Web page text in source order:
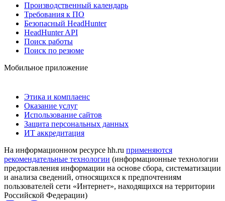
Производственный календарь
Требования к ПО
Безопасный HeadHunter
HeadHunter API
Поиск работы
Поиск по резюме
Мобильное приложение
Этика и комплаенс
Оказание услуг
Использование сайтов
Защита персональных данных
ИТ аккредитация
На информационном ресурсе hh.ru применяются
рекомендательные технологии (информационные технологии
предоставления информации на основе сбора, систематизации
и анализа сведений, относящихся к предпочтениям
пользователей сети «Интернет», находящихся на территории
Российской Федерации)